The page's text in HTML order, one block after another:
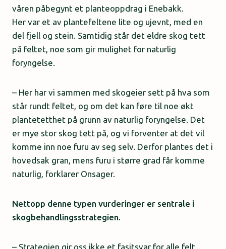
våren påbegynt et planteoppdrag i Enebakk.
Her var et av plantefeltene lite og ujevnt, med en
del fjell og stein. Samtidig står det eldre skog tett
på feltet, noe som gir mulighet for naturlig
foryngelse.
– Her har vi sammen med skogeier sett på hva som
står rundt feltet, og om det kan føre til noe økt
plantetetthet på grunn av naturlig foryngelse. Det
er mye stor skog tett på, og vi forventer at det vil
komme inn noe furu av seg selv. Derfor plantes det i
hovedsak gran, mens furu i større grad får komme
naturlig, forklarer Onsager.
Nettopp denne typen vurderinger er sentrale i
skogbehandlingsstrategien.
– Strategien gir oss ikke et fasitsvar for alle felt,